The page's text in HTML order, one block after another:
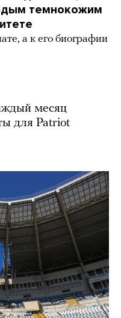
темнокожим
а к его биографии
месяц
для Patriot